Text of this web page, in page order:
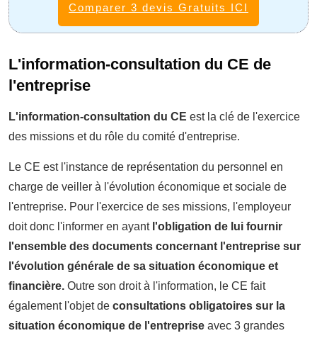
Comparer 3 devis Gratuits ICI
L'information-consultation du CE de
l'entreprise
L'information-consultation du CE est la clé de l'exercice
des missions et du rôle du comité d'entreprise.
Le CE est l'instance de représentation du personnel en
charge de veiller à l'évolution économique et sociale de
l'entreprise. Pour l'exercice de ses missions, l'employeur
doit donc l'informer en ayant l'obligation de lui fournir
l'ensemble des documents concernant l'entreprise sur
l'évolution générale de sa situation économique et
financière. Outre son droit à l'information, le CE fait
également l'objet de consultations obligatoires sur la
situation économique de l'entreprise avec 3 grandes